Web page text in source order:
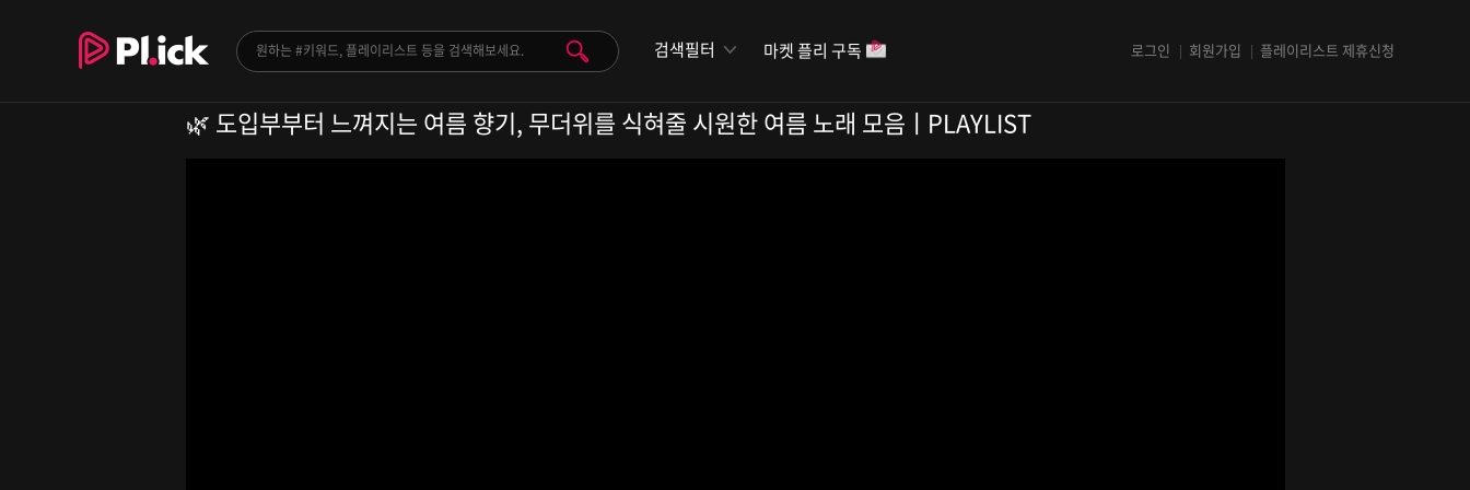
로그인 회원가입 플레이리스트 제휴신청
마켓 플리 구독
검색필터
🌿 도입부부터 느껴지는 여름 향기, 무더위를 식혀줄 시원한 여름 노래 모음ㅣPLAYLIST